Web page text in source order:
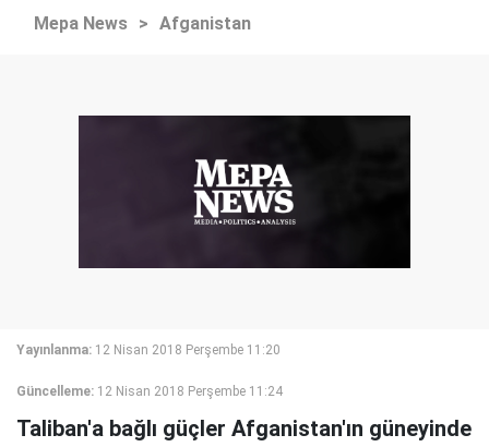
Mepa News > Afganistan
Yayınlanma: 12 Nisan 2018 Perşembe 11:20
Güncelleme: 12 Nisan 2018 Perşembe 11:24
Taliban'a bağlı güçler Afganistan'ın güneyinde